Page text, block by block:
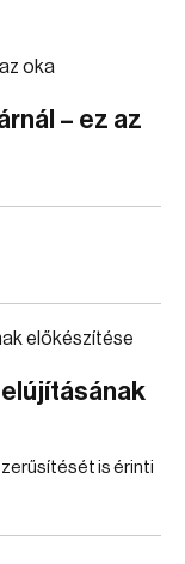
– ez az
is érinti